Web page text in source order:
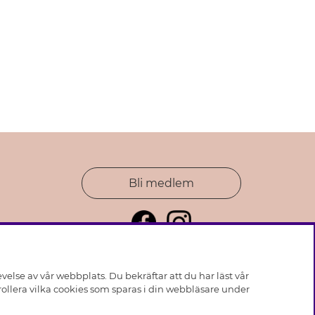
Bli medlem
av vår webbplats. Du bekräftar att du har läst vår
vilka cookies som sparas i din webbläsare under